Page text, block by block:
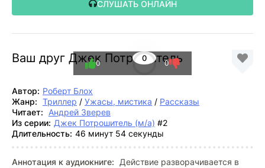
СЛУШАТЬ ОНЛАЙН
Ваш друг Джек Потрошитель
0
0 0
Автор: Роберт Блох
Жанр: Триллер / Ужасы, мистика / Рассказы
Читает:
Андрей Зверев
Из серии: Джек Потрошитель (м/а) #2
Длительность: 46 минут 54 секунды
Аннотация к аудиокниге:
Действие разворачивается в